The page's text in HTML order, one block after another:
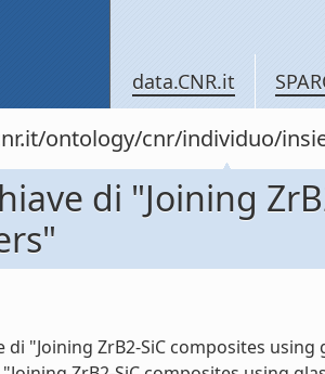
data.CNR.it
ontology/cnr/individuo/
di "Joining
di "Joining ZrB2-SiC composites